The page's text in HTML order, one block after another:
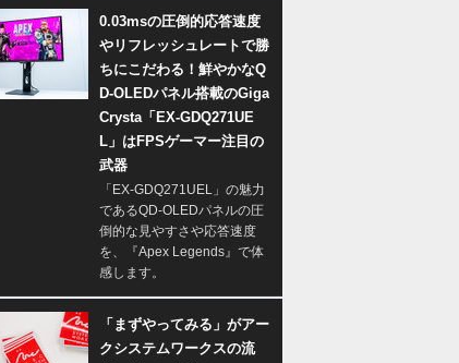
0.03msの圧倒的応答速度
やリフレッシュレートで勝
ちにこだわる！鮮やかなQ
D-OLEDパネル搭載のGiga
Crysta「EX-GDQ271UE
L」はFPSゲーマー注目の
武器
「EX-GDQ271UEL」の魅力
であるQD-OLEDパネルの圧
倒的な見やすさや応答速度
を、『Apex Legends』で体
感します。
「まずやってみる」がアー
クシステムワークスの流